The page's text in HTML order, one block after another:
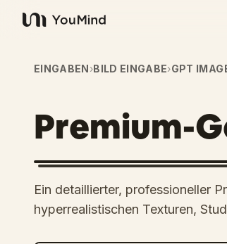
YouMind
EINGABEN›BILD EINGABE›GPT
Premium-
Ein detaillierter, professioneller
hyperrealistischen Texturen,